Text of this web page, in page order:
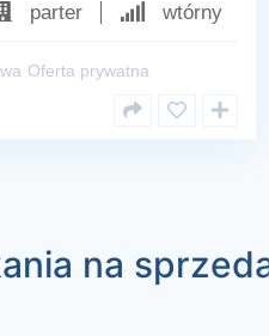
parter wtórny
Oferta prywatna
na